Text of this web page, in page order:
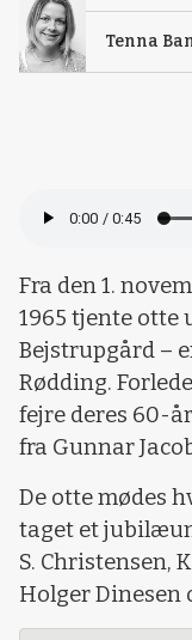
Tenna
Fra den 1.
1965 tjente otte
Bejstrupgård –
Rødding.
fejre deres 60-
fra Gunnar
De otte mødes
taget et
S. Christensen,
Holger Dinesen